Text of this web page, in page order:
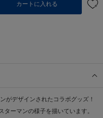
カートに入れる
がデザインされたコラボグッズ！
ーマンの様子を描いています。